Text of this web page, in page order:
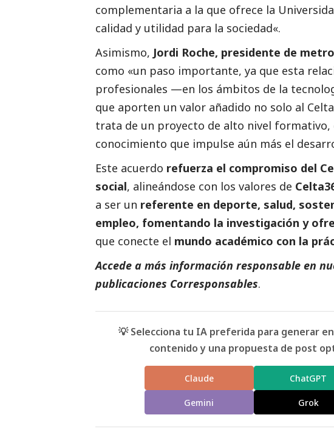
complementaria a la que ofrece la
calidad y utilidad para la sociedad«.
Asimismo, Jordi Roche, presidente de
como «un paso importante, ya que esta
profesionales —en los ámbitos de la
que aporten un valor añadido no solo al
trata de un proyecto de alto nivel formativo,
conocimiento que impulse aún más el
Este acuerdo refuerza el compromiso del
social, alineándose con los valores de
a ser un referente en deporte, salud,
empleo, fomentando la investigación y
que conecte el mundo académico con la
Accede a más información responsable en
publicaciones Corresponsables.
💡 Selecciona tu IA preferida para generar
contenido y una propuesta de post
Claude ChatGPT
Gemini Grok